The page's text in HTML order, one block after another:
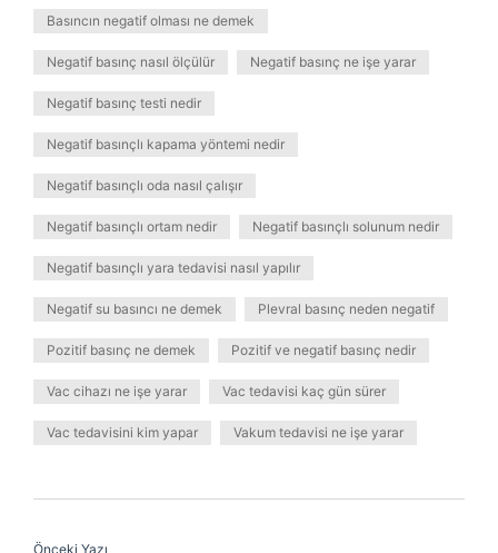
Basıncın negatif olması ne demek
Negatif basınç nasıl ölçülür Negatif basınç ne işe yarar
Negatif basınç testi nedir
Negatif basınçlı kapama yöntemi nedir
Negatif basınçlı oda nasıl çalışır
Negatif basınçlı ortam nedir Negatif basınçlı solunum nedir
Negatif basınçlı yara tedavisi nasıl yapılır
Negatif su basıncı ne demek Plevral basınç neden negatif
Pozitif basınç ne demek Pozitif ve negatif basınç nedir
Vac cihazı ne işe yarar Vac tedavisi kaç gün sürer
Vac tedavisini kim yapar Vakum tedavisi ne işe yarar
Önceki Yazı